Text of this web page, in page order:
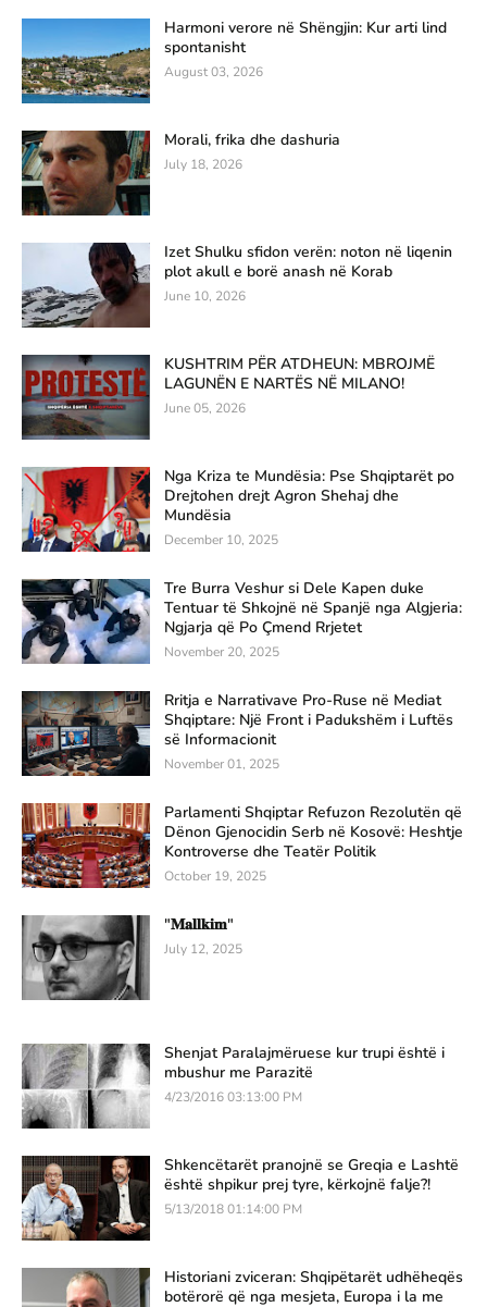
Harmoni verore në Shëngjin: Kur arti lind
spontanisht
August 03, 2026
Morali, frika dhe dashuria
July 18, 2026
Izet Shulku sfidon verën: noton në liqenin
plot akull e borë anash në Korab
June 10, 2026
KUSHTRIM PËR ATDHEUN: MBROJMË
LAGUNËN E NARTËS NË MILANO!
June 05, 2026
Nga Kriza te Mundësia: Pse Shqiptarët po
Drejtohen drejt Agron Shehaj dhe
Mundësia
December 10, 2025
Tre Burra Veshur si Dele Kapen duke
Tentuar të Shkojnë në Spanjë nga Algjeria:
Ngjarja që Po Çmend Rrjetet
November 20, 2025
Rritja e Narrativave Pro-Ruse në Mediat
Shqiptare: Një Front i Padukshëm i Luftës
së Informacionit
November 01, 2025
Parlamenti Shqiptar Refuzon Rezolutën që
Dënon Gjenocidin Serb në Kosovë: Heshtje
Kontroverse dhe Teatër Politik
October 19, 2025
"𝐌𝐚𝐥𝐥𝐤𝐢𝐦"
July 12, 2025
Shenjat Paralajmëruese kur trupi është i
mbushur me Parazitë
4/23/2016 03:13:00 PM
Shkencëtarët pranojnë se Greqia e Lashtë
është shpikur prej tyre, kërkojnë falje?!
5/13/2018 01:14:00 PM
Historiani zviceran: Shqipëtarët udhëheqës
botërorë që nga mesjeta, Europa i la me